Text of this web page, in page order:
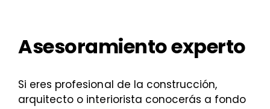
Asesoramiento experto
Si eres profesional de la construcción,
arquitecto o interiorista conocerás a fondo